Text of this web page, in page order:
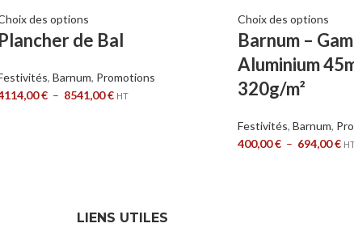
des options
Plancher de Bal
, Barnum, Promotions
€ – 8541,00€ HT
Choix des options
Barnum –
Aluminium
320g/m²
Festivités, Barnum,
400,00€ – 694,00€
LIENS UTILES